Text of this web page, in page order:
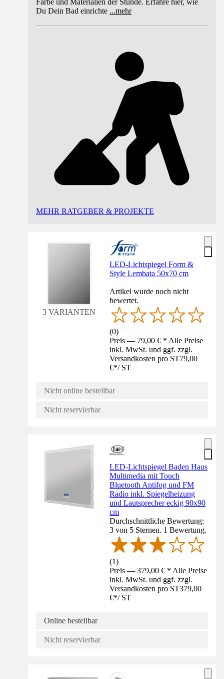
Du Dein Bad einrichte ...mehr
MEHR RATGEBER & PROJEKTE
3 VARIANTEN
LED-Lichtspiegel Form &
Style Lembata 50x70 cm
Artikel wurde noch nicht
bewertet.
(0)
Preis — 79,00 € * Alle Preise
inkl. MwSt. und ggf. zzgl.
Versandkosten pro ST79,00
€*/ ST
Nicht online bestellbar
Nicht reservierbar
LED-Lichtspiegel Baden Haus
Multimedia mit Touch
Bluetooth Antifog und FM
Radio inkl. Spiegelheizung
und Lautsprecher eckig 90x90
cm
Durchschnittliche Bewertung:
3 von 5 Sternen. 1 Bewertung.
(1)
Preis — 379,00 € * Alle Preise
inkl. MwSt. und ggf. zzgl.
Versandkosten pro ST379,00
€*/ ST
Online bestellbar
Nicht reservierbar